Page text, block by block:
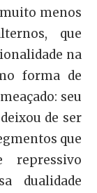
menos
que
na
forma de
seu
de ser
que
dualidade